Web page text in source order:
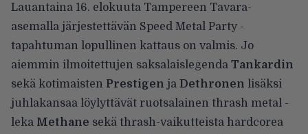
Lauantaina 16. elokuuta Tampereen Tavara-
asemalla järjestettävän Speed Metal Party -
tapahtuman lopullinen kattaus on valmis. Jo
aiemmin ilmoitettujen saksalaislegenda Tankardin
sekä kotimaisten Prestigen ja Dethronen lisäksi
juhlakansaa löylyttävät ruotsalainen thrash metal -
leka Methane sekä thrash-vaikutteista hardcorea